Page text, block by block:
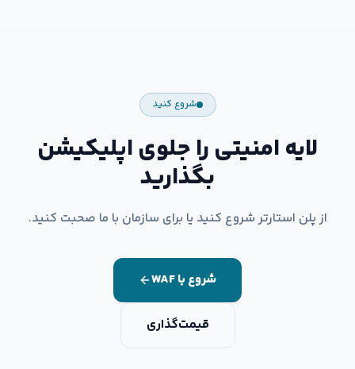
شروع کنید
لایه امنیتی را جلوی اپلیکیشن
بگذارید
از پلن استارتر شروع کنید یا برای سازمان با ما صحبت کنید.
شروع با WAF
قیمت‌گذاری